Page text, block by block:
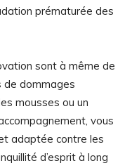
prématurée des
sont à même de
de dommages
mousses ou un
vous
adaptée contre les
d’esprit à long